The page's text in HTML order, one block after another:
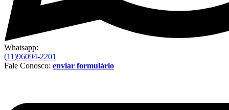
Whatsapp:
(11)96094-2201
Fale Conosco: enviar formulário